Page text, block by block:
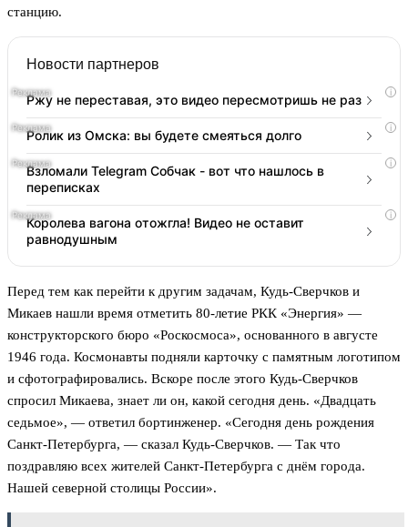
станцию.
Новости партнеров
i
Ржу не переставая, это видео пересмотришь не раз
i
Ролик из Омска: вы будете смеяться долго
i
Взломали Telegram Собчак - вот что нашлось в
переписках
i
Королева вагона отожгла! Видео не оставит
равнодушным
Перед тем как перейти к другим задачам, Кудь-Сверчков и
Микаев нашли время отметить 80-летие РКК «Энергия» —
конструкторского бюро «Роскосмоса», основанного в августе
1946 года. Космонавты подняли карточку с памятным логотипом
и сфотографировались. Вскоре после этого Кудь-Сверчков
спросил Микаева, знает ли он, какой сегодня день. «Двадцать
седьмое», — ответил бортинженер. «Сегодня день рождения
Санкт-Петербурга, — сказал Кудь-Сверчков. — Так что
поздравляю всех жителей Санкт-Петербурга с днём города.
Нашей северной столицы России».